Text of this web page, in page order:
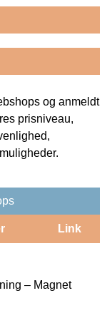
og anmeldt
prisniveau,
Link
– Magnet